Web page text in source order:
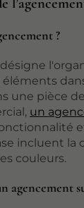
?
une pièce
un
incluent la
couleurs.
agencement